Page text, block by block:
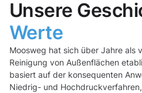
Unsere
Werte
Moosweg hat sich über Jahre als
Reinigung von Außenflächen
basiert auf der konsequenten
Niedrig- und